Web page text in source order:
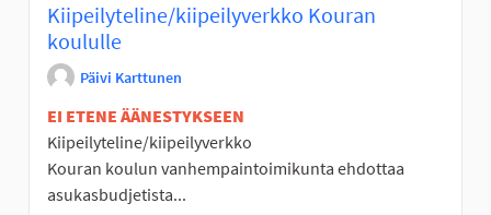
Kiipeilyteline/kiipeilyverkko Kouran
koululle
Päivi Karttunen
EI ETENE ÄÄNESTYKSEEN
Kiipeilyteline/kiipeilyverkko
Kouran koulun vanhempaintoimikunta ehdottaa
asukasbudjetista...